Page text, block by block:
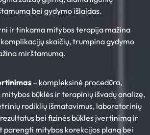
bei gydymo išlaidas.
ir tinkama mitybos terapija mažina
skaičių, trumpina gydymo
mirštamumą.
– kompleksinė procedūra,
būklės ir terapinių išvadų analizę,
rodiklių išmatavimus, laboratorinių
bei fizinės būklės įvertinimą ir
parengti mitybos korekcijos planą bei